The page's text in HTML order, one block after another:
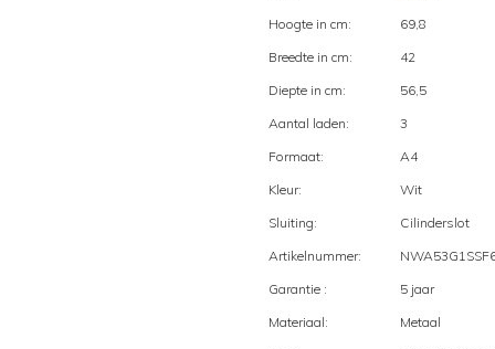
Hoogte in cm:
69,8
Breedte in cm:
42
Diepte in cm:
56,5
Aantal laden:
3
Formaat:
A4
Kleur:
Wit
Sluiting:
Cilinderslot
Artikelnummer:
Garantie :
5 jaar
Materiaal:
Metaal